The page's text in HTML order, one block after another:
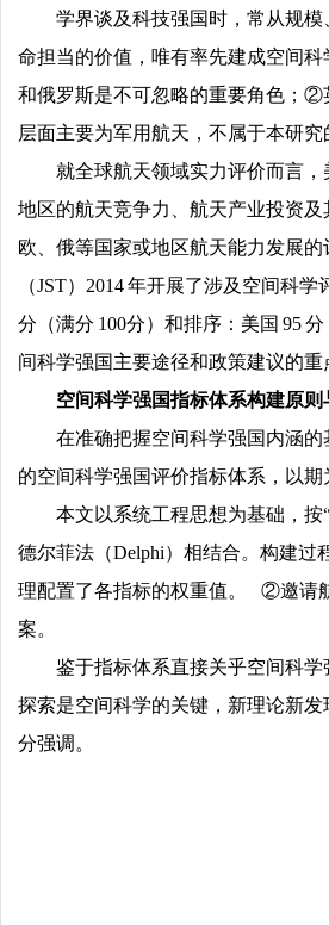
学界谈及科技强国时，常从规
命担当的价值，唯有率先建成空间
和俄罗斯是不可忽略的重要角色；②
层面主要为军用航天，不属于本研
就全球航天领域实力评价而言，
地区的航天竞争力、航天产业投资
欧、俄等国家或地区航天能力发展
（JST）2014 年开展了涉及空间科
分（满分 100分）和排序：美国 95
间科学强国主要途径和政策建议的重
空间科学强国指标体系构建原则
在准确把握空间科学强国内涵
的空间科学强国评价指标体系，以
本文以系统工程思想为基础，
德尔菲法（Delphi）相结合。构建
理配置了各指标的权重值。 ②邀请
案。
鉴于指标体系直接关乎空间科
探索是空间科学的关键，新理论新
分强调。